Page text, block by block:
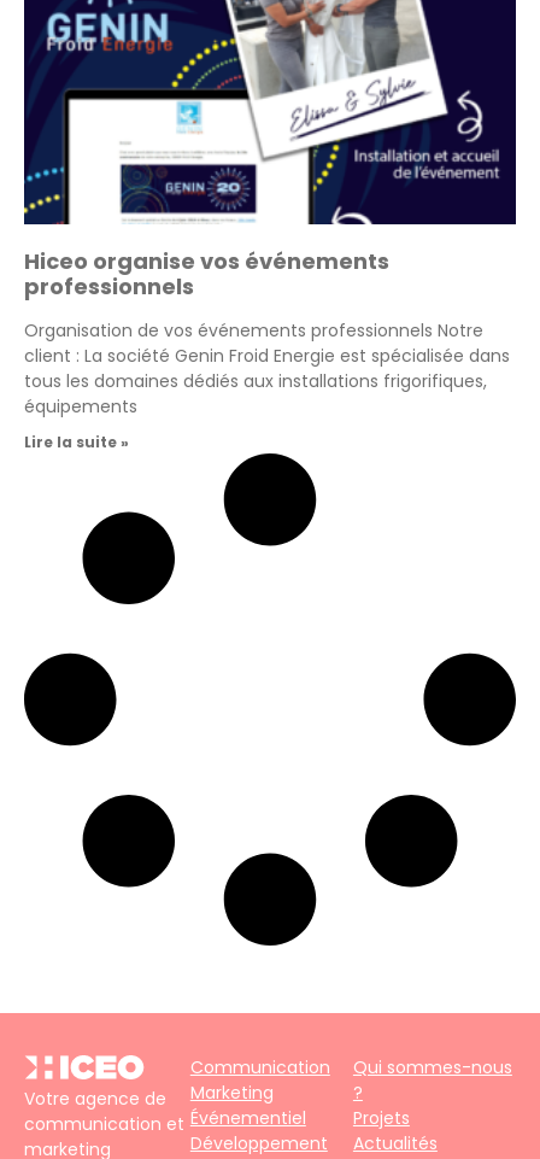
Hiceo organise vos événements
professionnels
Organisation de vos événements professionnels Notre
client : La société Genin Froid Energie est spécialisée dans
tous les domaines dédiés aux installations frigorifiques,
équipements
Lire la suite »
Votre agence de
communication et
marketing
Communication
Marketing
Événementiel
Développement
Qui sommes-nous
?
Projets
Actualités